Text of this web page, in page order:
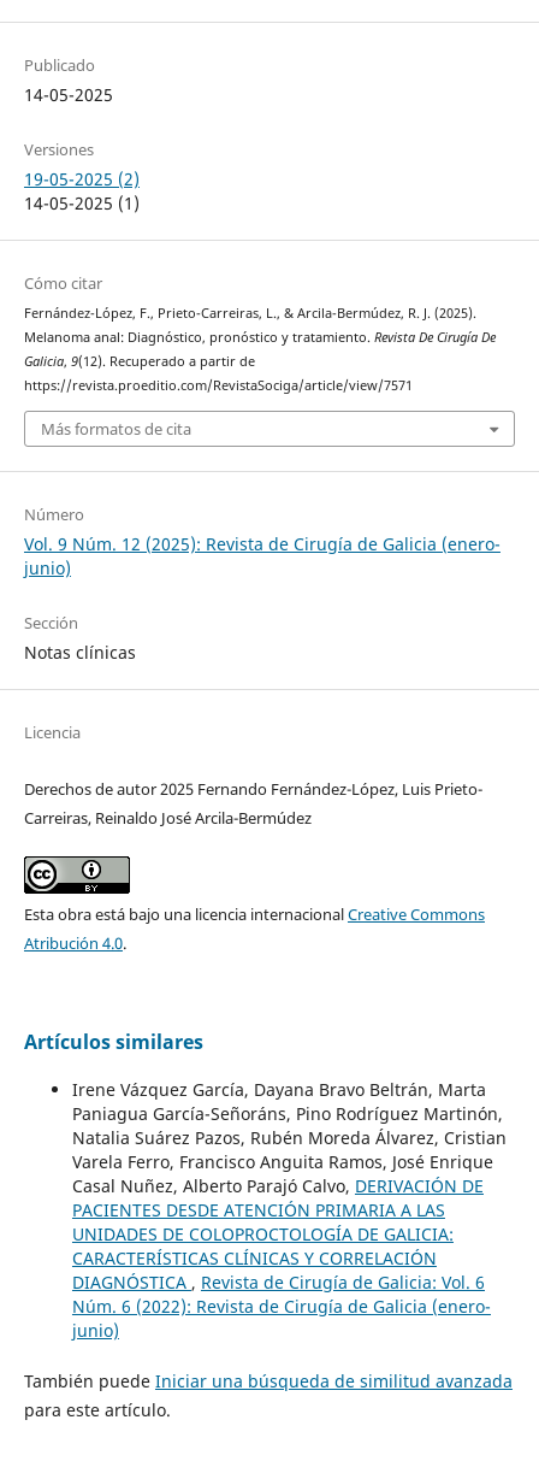
Publicado
14-05-2025
Versiones
19-05-2025 (2)
14-05-2025 (1)
Cómo citar
Fernández-López, F., Prieto-Carreiras, L., & Arcila-Bermúdez, R. J. (2025).
Melanoma anal: Diagnóstico, pronóstico y tratamiento. Revista De Cirugía De
Galicia, 9(12). Recuperado a partir de
https://revista.proeditio.com/RevistaSociga/article/view/7571
Más formatos de cita
Número
Vol. 9 Núm. 12 (2025): Revista de Cirugía de Galicia (enero-
junio)
Sección
Notas clínicas
Licencia
Derechos de autor 2025 Fernando Fernández-López, Luis Prieto-
Carreiras, Reinaldo José Arcila-Bermúdez
Esta obra está bajo una licencia internacionalCreative Commons
Atribución 4.0.
Artículos similares
Irene Vázquez García, Dayana Bravo Beltrán, Marta
Paniagua García-Señoráns, Pino Rodríguez Martinón,
Natalia Suárez Pazos, Rubén Moreda Álvarez, Cristian
Varela Ferro, Francisco Anguita Ramos, José Enrique
Casal Nuñez, Alberto Parajó Calvo, DERIVACIÓN DE
PACIENTES DESDE ATENCIÓN PRIMARIA A LAS
UNIDADES DE COLOPROCTOLOGÍA DE GALICIA:
CARACTERÍSTICAS CLÍNICAS Y CORRELACIÓN
DIAGNÓSTICA , Revista de Cirugía de Galicia: Vol. 6
Núm. 6 (2022): Revista de Cirugía de Galicia (enero-
junio)
También puede Iniciar una búsqueda de similitud avanzada
para este artículo.